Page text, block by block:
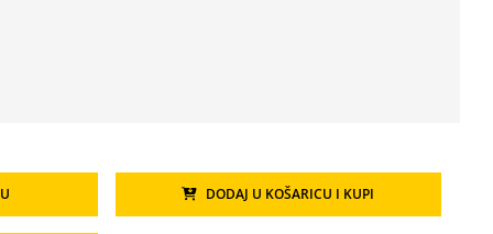
DODAJ U KOŠARICU I KUPI